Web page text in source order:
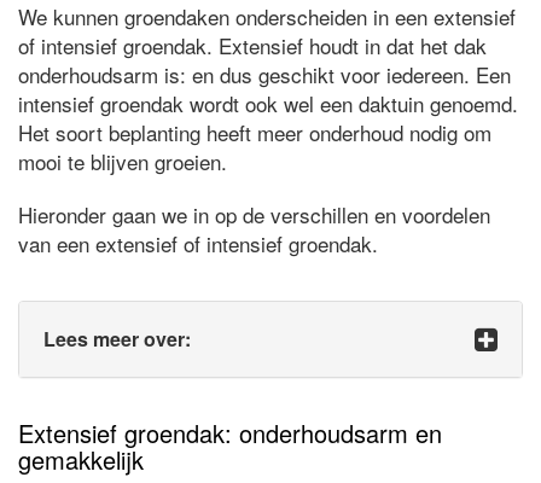
We kunnen groendaken onderscheiden in een extensief
of intensief groendak. Extensief houdt in dat het dak
onderhoudsarm is: en dus geschikt voor iedereen. Een
intensief groendak wordt ook wel een daktuin genoemd.
Het soort beplanting heeft meer onderhoud nodig om
mooi te blijven groeien.
Hieronder gaan we in op de verschillen en voordelen
van een extensief of intensief groendak.
Lees meer over:
Extensief groendak: onderhoudsarm en
gemakkelijk